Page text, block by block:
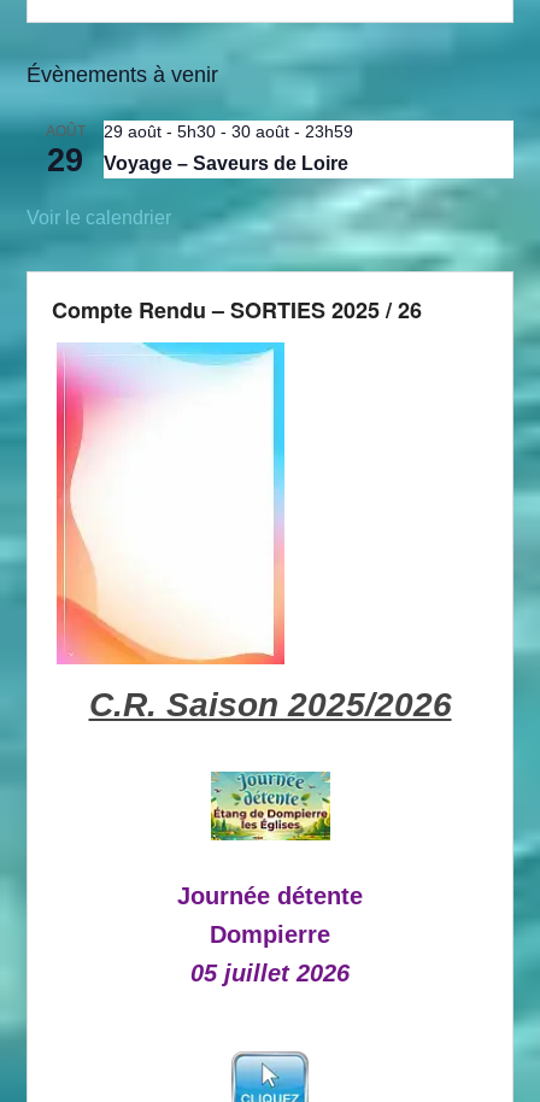
Évènements à venir
AOÛT
29
29 août - 5h30 -30 août - 23h59
Voyage – Saveurs de Loire
Voir le calendrier
Compte Rendu – SORTIES 2025 / 26
C.R. Saison 2025/2026
Journée détente
Dompierre
05 juillet 2026